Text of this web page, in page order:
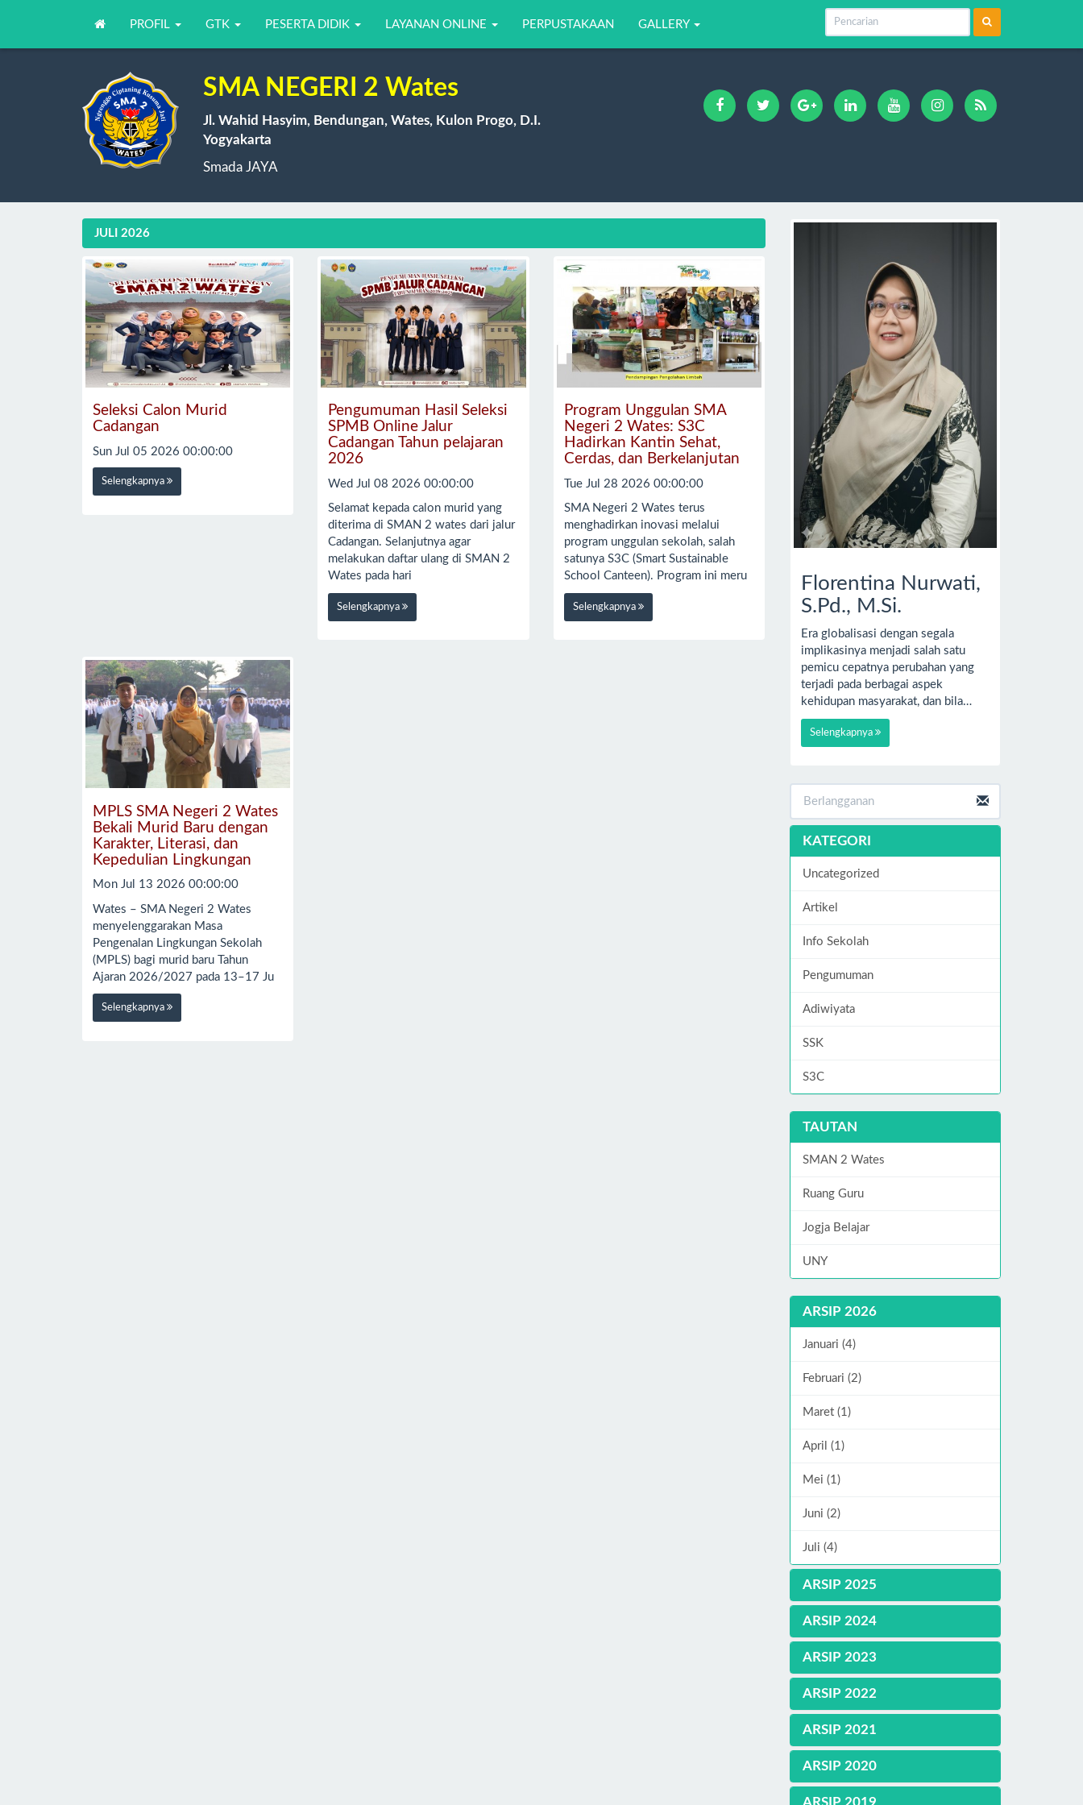
PROFIL GTK PESERTA DIDIK LAYANAN ONLINE PERPUSTAKAAN GALLERY
SMA NEGERI 2 Wates
Jl. Wahid Hasyim, Bendungan, Wates, Kulon Progo, D.I.
Yogyakarta
Smada JAYA
JULI 2026
Seleksi Calon Murid
Cadangan
Sun Jul 05 2026 00:00:00
Selengkapnya
Pengumuman Hasil Seleksi
SPMB Online Jalur
Cadangan Tahun pelajaran
2026
Wed Jul 08 2026 00:00:00
Selamat kepada calon murid yang
diterima di SMAN 2 wates dari jalur
Cadangan. Selanjutnya agar
melakukan daftar ulang di SMAN 2
Wates pada hari
Selengkapnya
Program Unggulan SMA
Negeri 2 Wates: S3C
Hadirkan Kantin Sehat,
Cerdas, dan Berkelanjutan
Tue Jul 28 2026 00:00:00
SMA Negeri 2 Wates terus
menghadirkan inovasi melalui
program unggulan sekolah, salah
satunya S3C (Smart Sustainable
School Canteen). Program ini meru
Selengkapnya
MPLS SMA Negeri 2 Wates
Bekali Murid Baru dengan
Karakter, Literasi, dan
Kepedulian Lingkungan
Mon Jul 13 2026 00:00:00
Wates – SMA Negeri 2 Wates
menyelenggarakan Masa
Pengenalan Lingkungan Sekolah
(MPLS) bagi murid baru Tahun
Ajaran 2026/2027 pada 13–17 Ju
Selengkapnya
Florentina Nurwati,
S.Pd., M.Si.
Era globalisasi dengan segala
implikasinya menjadi salah satu
pemicu cepatnya perubahan yang
terjadi pada berbagai aspek
kehidupan masyarakat, dan bila…
Selengkapnya
KATEGORI
Uncategorized
Artikel
Info Sekolah
Pengumuman
Adiwiyata
SSK
S3C
TAUTAN
SMAN 2 Wates
Ruang Guru
Jogja Belajar
UNY
ARSIP 2026
Januari (4)
Februari (2)
Maret (1)
April (1)
Mei (1)
Juni (2)
Juli (4)
ARSIP 2025
ARSIP 2024
ARSIP 2023
ARSIP 2022
ARSIP 2021
ARSIP 2020
ARSIP 2019